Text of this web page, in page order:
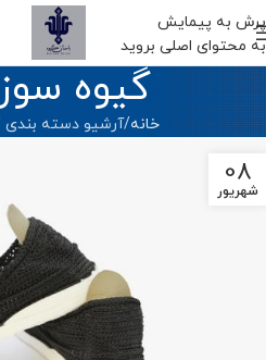
پرش به پیمایش
به محتوای اصلی بروید
گیوه
خانه آرشیو دسته
08
شهریور